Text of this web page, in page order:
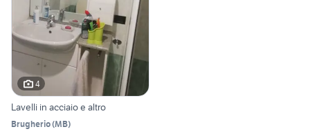
4
Lavelli in acciaio e altro
Brugherio(MB)